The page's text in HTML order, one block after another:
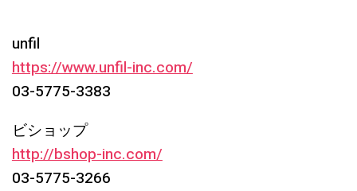
unfil
https://www.unfil-inc.com/
03-5775-3383
ビショップ
http://bshop-inc.com/
03-5775-3266